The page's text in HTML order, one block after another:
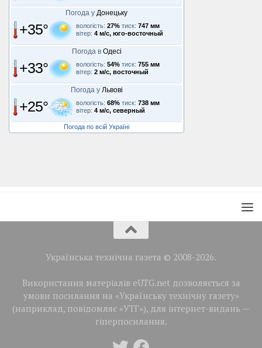
Погода у Донецьку
+35° вологість: 27% тиск: 747 мм
вітер: 4 м/с, юго-восточный
Погода в Одесі
+33° вологість: 54% тиск: 755 мм
вітер: 2 м/с, восточный
Погода у Львові
+25° вологість: 68% тиск: 738 мм
вітер: 4 м/с, северный
Погода по всій Україні
Українська технічна газета © 2008-2026.
Використання матеріалів eUTG.net дозволяється за
умови посилання на «Українську технічну газету»
(наприклад, повідомляє «УТГ»), для інтернет-видань —
гіперпосилання.